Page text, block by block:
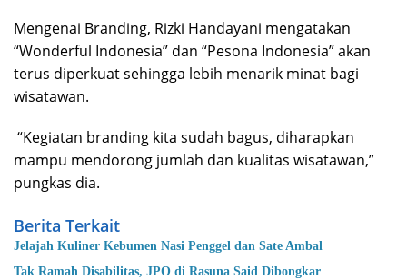
Mengenai Branding, Rizki Handayani mengatakan
“Wonderful Indonesia” dan “Pesona Indonesia” akan
terus diperkuat sehingga lebih menarik minat bagi
wisatawan.
“Kegiatan branding kita sudah bagus, diharapkan
mampu mendorong jumlah dan kualitas wisatawan,”
pungkas dia.
Berita Terkait
Jelajah Kuliner Kebumen Nasi Penggel dan Sate Ambal
Tak Ramah Disabilitas, JPO di Rasuna Said Dibongkar